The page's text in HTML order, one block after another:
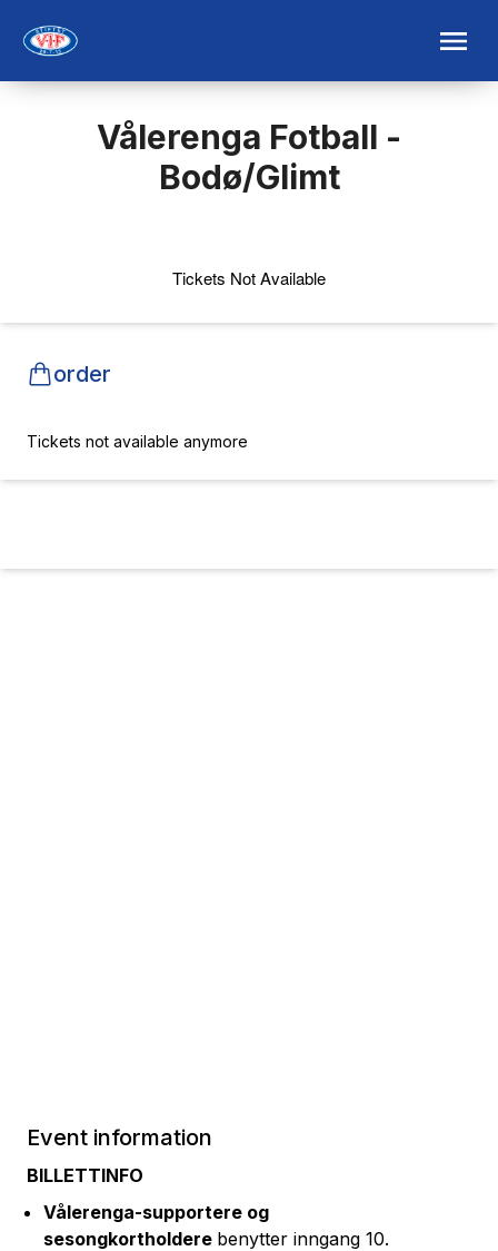
Vålerenga Fotball -
Bodø/Glimt
Tickets Not Available
order
Tickets not available anymore
Event information
BILLETTINFO
Vålerenga-supportere og
sesongkortholdere benytter inngang 10.